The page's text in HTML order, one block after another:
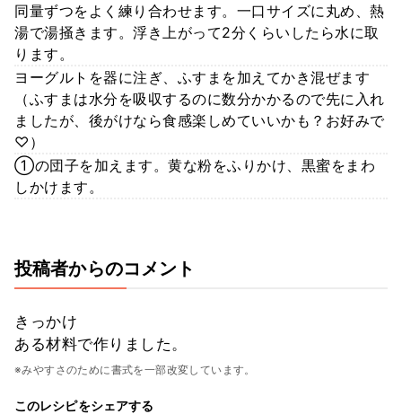
同量ずつをよく練り合わせます。一口サイズに丸め、熱
湯で湯掻きます。浮き上がって2分くらいしたら水に取
ります。
ヨーグルトを器に注ぎ、ふすまを加えてかき混ぜます
（ふすまは水分を吸収するのに数分かかるので先に入れ
ましたが、後がけなら食感楽しめていいかも？お好みで
♡）
①の団子を加えます。黄な粉をふりかけ、黒蜜をまわ
しかけます。
投稿者からのコメント
きっかけ
ある材料で作りました。
※みやすさのために書式を一部改変しています。
このレシピをシェアする